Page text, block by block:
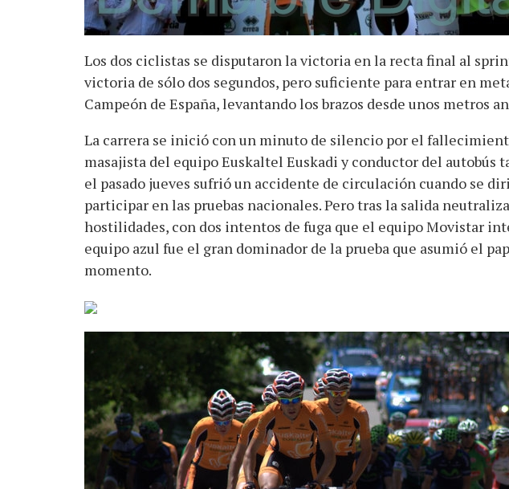
Los dos ciclistas se disputaron la victoria en la recta final al
victoria de sólo dos segundos, pero suficiente para entrar en
Campeón de España, levantando los brazos desde unos metros
La carrera se inició con un minuto de silencio por el
masajista del equipo Euskaltel Euskadi y conductor del autobús
el pasado jueves sufrió un accidente de circulación cuando se
participar en las pruebas nacionales. Pero tras la salida
hostilidades, con dos intentos de fuga que el equipo Movistar
equipo azul fue el gran dominador de la prueba que asumió el
momento.